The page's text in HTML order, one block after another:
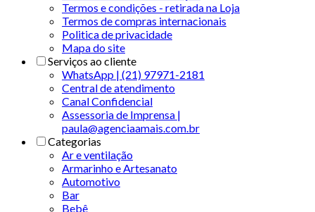
Termos e condições - retirada na Loja
Termos de compras internacionais
Politica de privacidade
Mapa do site
Serviços ao cliente
WhatsApp | (21) 97971-2181
Central de atendimento
Canal Confidencial
Assessoria de Imprensa |
paula@agenciaamais.com.br
Categorias
Ar e ventilação
Armarinho e Artesanato
Automotivo
Bar
Bebê